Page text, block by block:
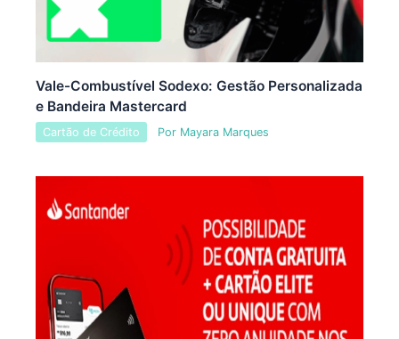
Vale-Combustível Sodexo: Gestão Personalizada
e Bandeira Mastercard
Cartão de Crédito Por Mayara Marques